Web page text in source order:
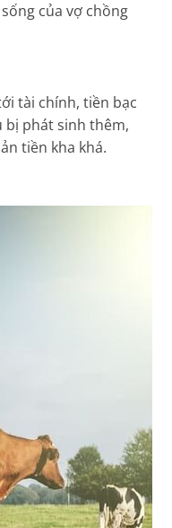
của vợ chồng
tài chính, tiền bạc
bị phát sinh thêm,
tiền kha khá.